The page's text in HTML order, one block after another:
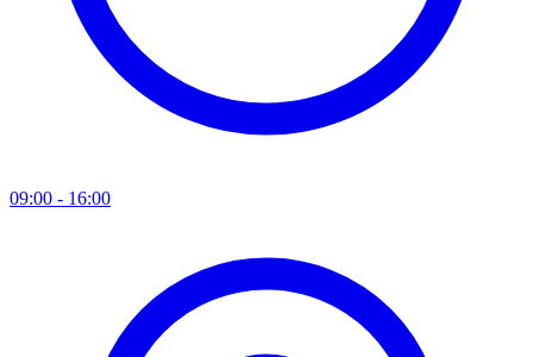
09:00 - 16:00